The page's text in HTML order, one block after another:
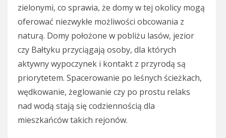
zielonymi, co sprawia, że domy w tej okolicy mogą
oferować niezwykłe możliwości obcowania z
naturą. Domy położone w pobliżu lasów, jezior
czy Bałtyku przyciągają osoby, dla których
aktywny wypoczynek i kontakt z przyrodą są
priorytetem. Spacerowanie po leśnych ścieżkach,
wędkowanie, żeglowanie czy po prostu relaks
nad wodą stają się codziennością dla
mieszkańców takich rejonów.